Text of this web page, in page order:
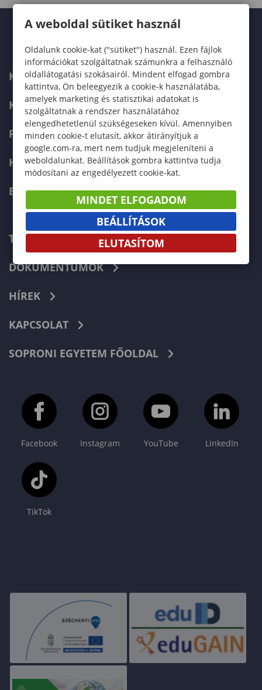
KARUNK
KÉPZÉSEK
FELVÉTELIZŐKNEK
HALLGATÓKNAK
ERASMUS+
TELEFONKÖNYV
DOKUMENTUMOK
HÍREK
KAPCSOLAT
SOPRONI EGYETEM FŐOLDAL
Facebook Instagram YouTube LinkedIn
TikTok
A weboldal sütiket használ
Oldalunk cookie-kat ("sütiket") használ. Ezen fájlok
információkat szolgáltatnak számunkra a felhasználó
oldallátogatási szokásairól. Mindent elfogad gombra
kattintva, Ön beleegyezik a cookie-k használatába,
amelyek marketing és statisztikai adatokat is
szolgáltatnak a rendszer használatához
elengedhetetlenül szükségeseken kívül. Amennyiben
minden cookie-t elutasít, akkor átirányítjuk a
google.com-ra, mert nem tudjuk megjeleníteni a
weboldalunkat. Beállítások gombra kattintva tudja
módosítani az engedélyezett cookie-kat.
MINDET ELFOGADOM
BEÁLLÍTÁSOK
ELUTASÍTOM